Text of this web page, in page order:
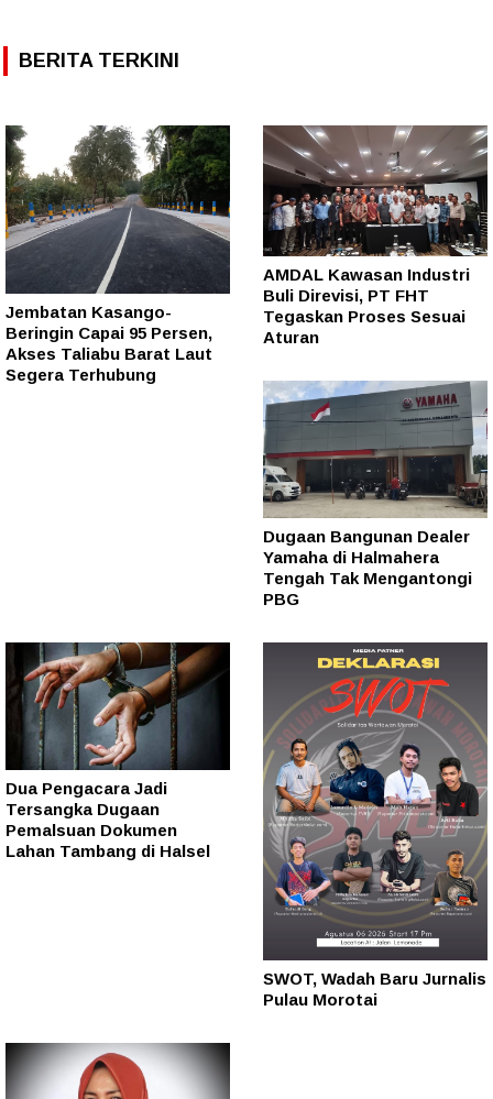
BERITA TERKINI
Jembatan Kasango-
Beringin Capai 95 Persen,
Akses Taliabu Barat Laut
Segera Terhubung
AMDAL Kawasan Industri
Buli Direvisi, PT FHT
Tegaskan Proses Sesuai
Aturan
Dugaan Bangunan Dealer
Yamaha di Halmahera
Tengah Tak Mengantongi
PBG
Dua Pengacara Jadi
Tersangka Dugaan
Pemalsuan Dokumen
Lahan Tambang di Halsel
SWOT, Wadah Baru Jurnalis
Pulau Morotai